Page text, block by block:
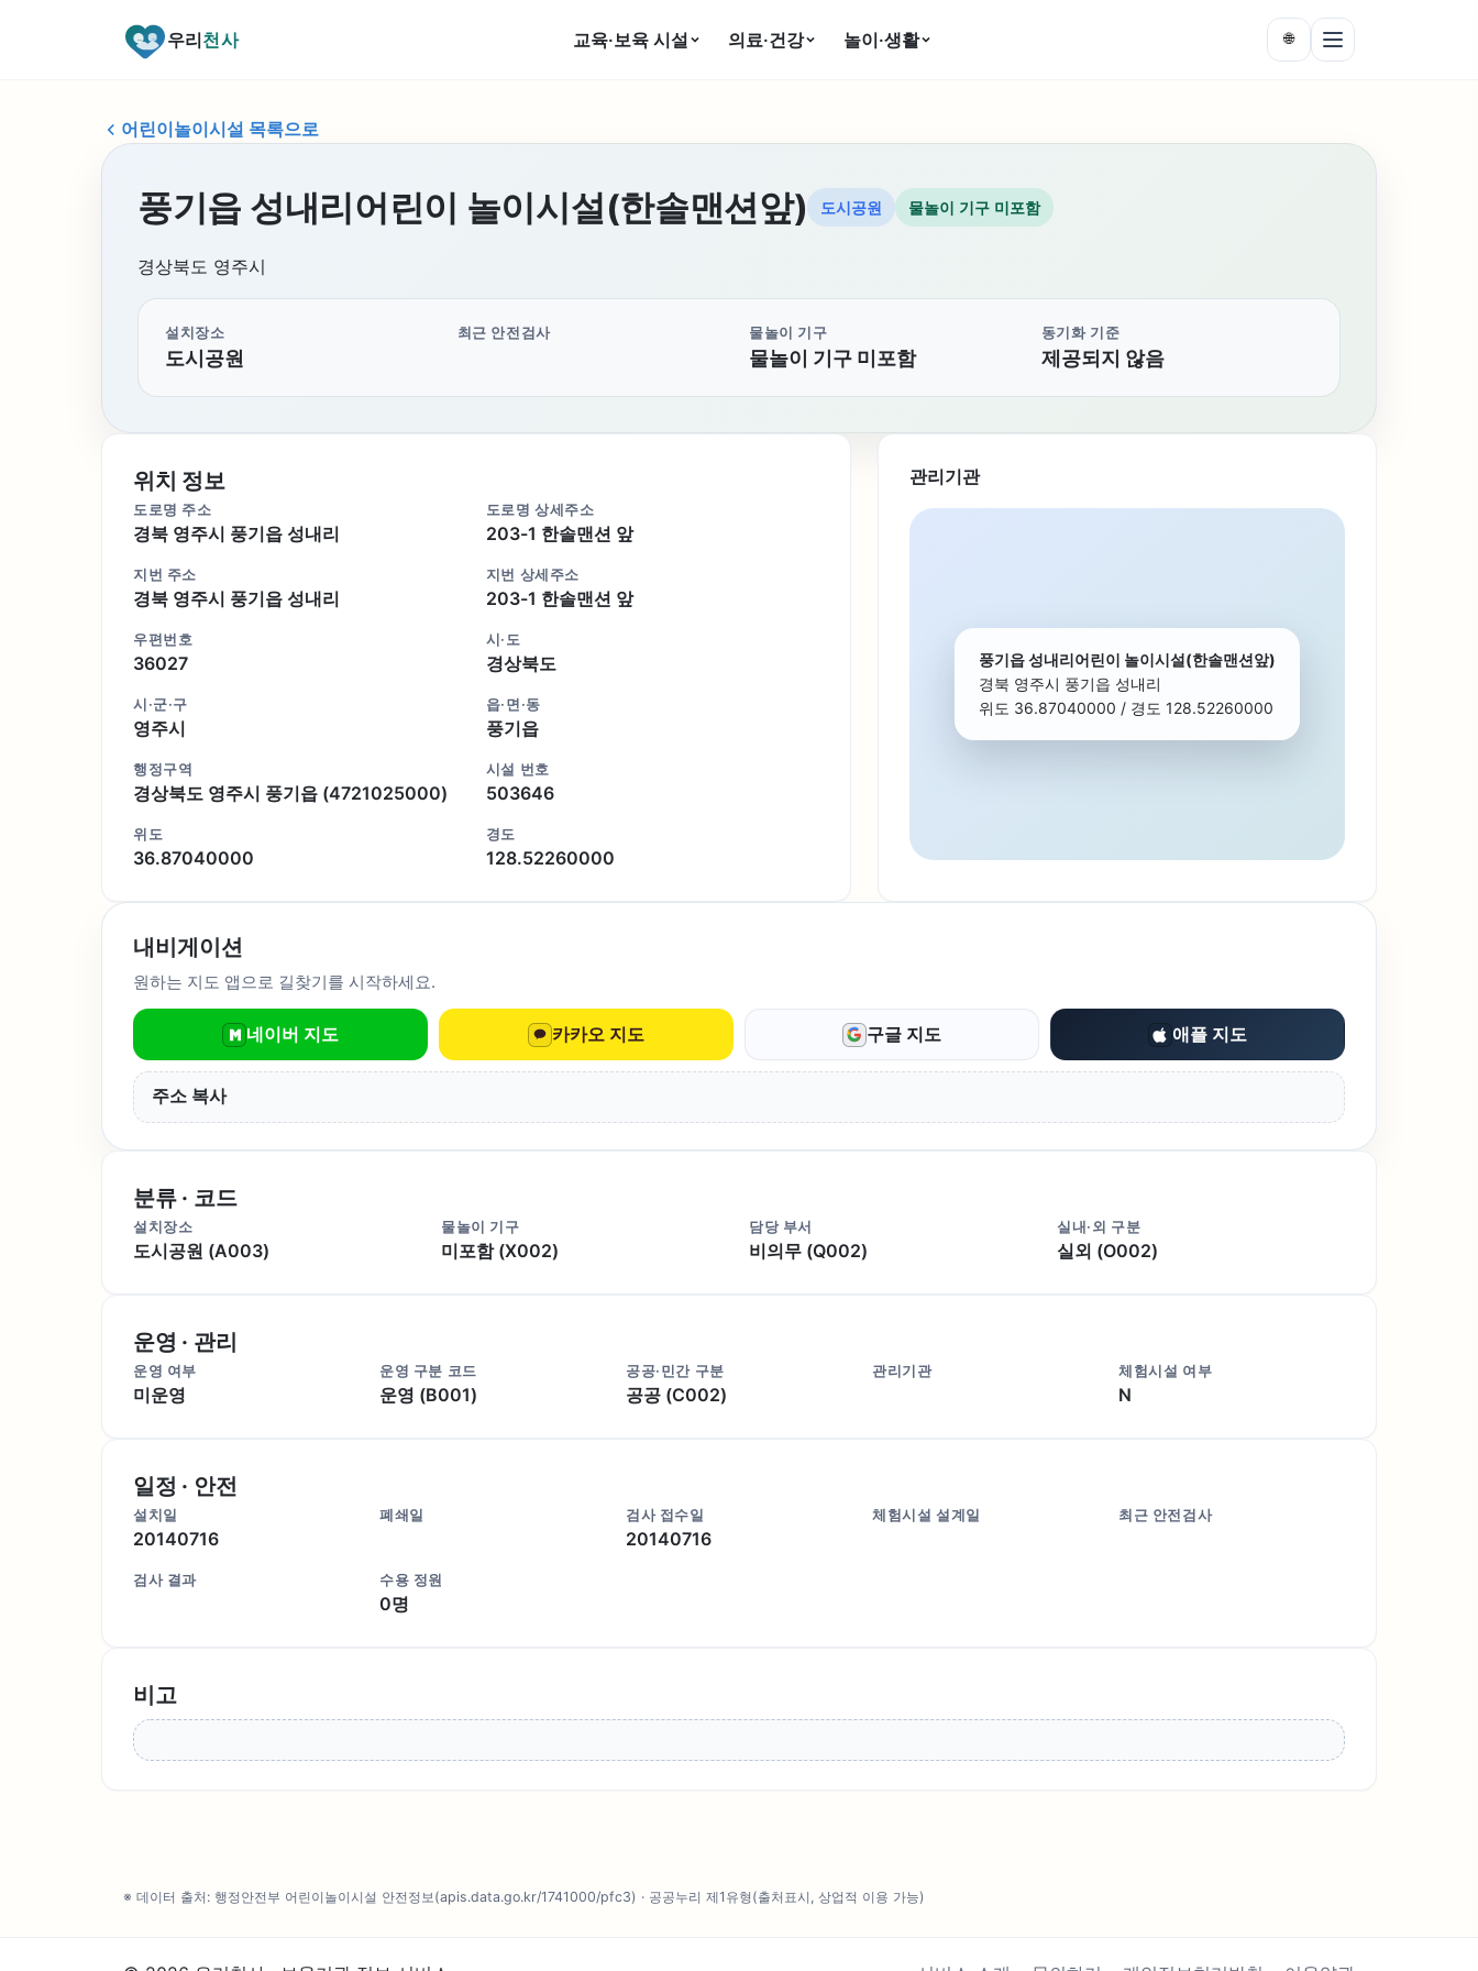
우리천사 교육·보육 시설 의료·건강 놀이·생활 🌐
어린이놀이시설 목록으로
풍기읍 성내리어린이 놀이시설(한솔맨션앞) 도시공원 물놀이 기구 미포함
경상북도 영주시
설치장소
도시공원
최근 안전검사 물놀이 기구
물놀이 기구 미포함
동기화 기준
제공되지 않음
위치 정보
도로명 주소
경북 영주시 풍기읍 성내리
도로명 상세주소
203-1 한솔맨션 앞
지번 주소
경북 영주시 풍기읍 성내리
지번 상세주소
203-1 한솔맨션 앞
우편번호
36027
시·도
경상북도
시·군·구
영주시
읍·면·동
풍기읍
행정구역
경상북도 영주시 풍기읍 (4721025000)
시설 번호
503646
위도
36.87040000
경도
128.52260000
관리기관
풍기읍 성내리어린이 놀이시설(한솔맨션앞)
경북 영주시 풍기읍 성내리
위도 36.87040000 / 경도 128.52260000
내비게이션
원하는 지도 앱으로 길찾기를 시작하세요.
네이버 지도 카카오 지도 구글 지도 애플 지도
주소 복사
분류 · 코드
설치장소
도시공원 (A003)
물놀이 기구
미포함 (X002)
담당 부서
비의무 (Q002)
실내·외 구분
실외 (O002)
운영 · 관리
운영 여부
미운영
운영 구분 코드
운영 (B001)
공공·민간 구분
공공 (C002)
관리기관 체험시설 여부
N
일정 · 안전
설치일
20140716
폐쇄일 검사 접수일
20140716
체험시설 설계일 최근 안전검사
검사 결과 수용 정원
0명
비고
※ 데이터 출처: 행정안전부 어린이놀이시설 안전정보(apis.data.go.kr/1741000/pfc3) · 공공누리 제1유형(출처표시, 상업적 이용 가능)